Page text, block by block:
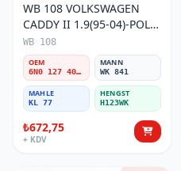
WB 108 VOLKSWAGEN
CADDY II 1.9(95-04)-POLO
III 1.9TDI 6N0 127 401 C
Yakıt/Mazot Filtresi
WB 108
OEM
6N0 127 401 C
MANN
WK 841
MAHLE
KL 77
HENGST
H123WK
₺672,75
+ KDV